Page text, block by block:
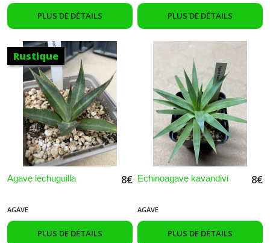
PLUS DE DÉTAILS PLUS DE DÉTAILS
Rustique
Agave lechuguilla 8€
AGAVE
PLUS DE DÉTAILS
Echinoagave kavandivi 8€
AGAVE
PLUS DE DÉTAILS